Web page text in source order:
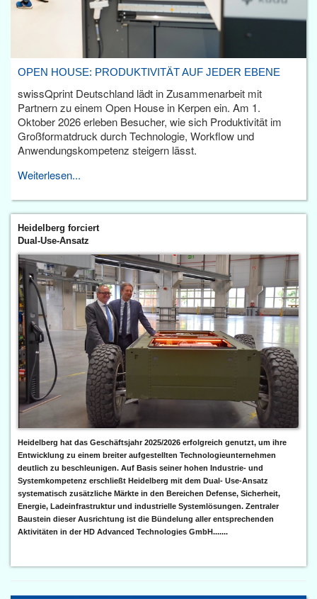
OPEN HOUSE: PRODUKTIVITÄT AUF JEDER EBENE
swissQprint Deutschland lädt in Zusammenarbeit mit
Partnern zu einem Open House in Kerpen ein. Am 1.
Oktober 2026 erleben Besucher, wie sich Produktivität im
Großformatdruck durch Technologie, Workflow und
Anwendungskompetenz steigern lässt.
Weiterlesen...
Heidelberg forciert
Dual-Use-Ansatz
Heidelberg hat das Geschäftsjahr 2025/2026 erfolgreich genutzt, um ihre
Entwicklung zu einem breiter aufgestellten Technologieunternehmen
deutlich zu beschleunigen. Auf Basis seiner hohen Industrie- und
Systemkompetenz erschließt Heidelberg mit dem Dual- Use-Ansatz
systematisch zusätzliche Märkte in den Bereichen Defense, Sicherheit,
Energie, Ladeinfrastruktur und industrielle Systemlösungen. Zentraler
Baustein dieser Ausrichtung ist die Bündelung aller entsprechenden
Aktivitäten in der HD Advanced Technologies GmbH.......